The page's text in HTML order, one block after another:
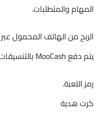
المهام والمتطلبات.
الربح من الهاتف المحمول عبر MooCash.
يتم دفع MooCash بالتنسيقات التالية:
رمز اللعبة.
كرت هدية